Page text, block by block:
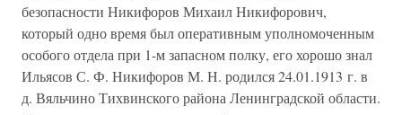
безопасности Никифоров Михаил Никифорович,
который одно время был оперативным уполномоченным
особого отдела при 1-м запасном полку, его хорошо знал
Ильясов С. Ф. Никифоров М. Н. родился 24.01.1913 г. в
д. Вяльчино Тихвинского района Ленинградской области.